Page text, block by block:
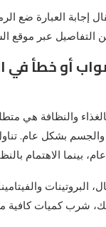
إجابة العبارة ضع
التفاصيل عبر موقع
أو خطأ في
والنظافة هي
بشكل عام. تناول
بينما الاهتمام
البروتينات
شرب كميات